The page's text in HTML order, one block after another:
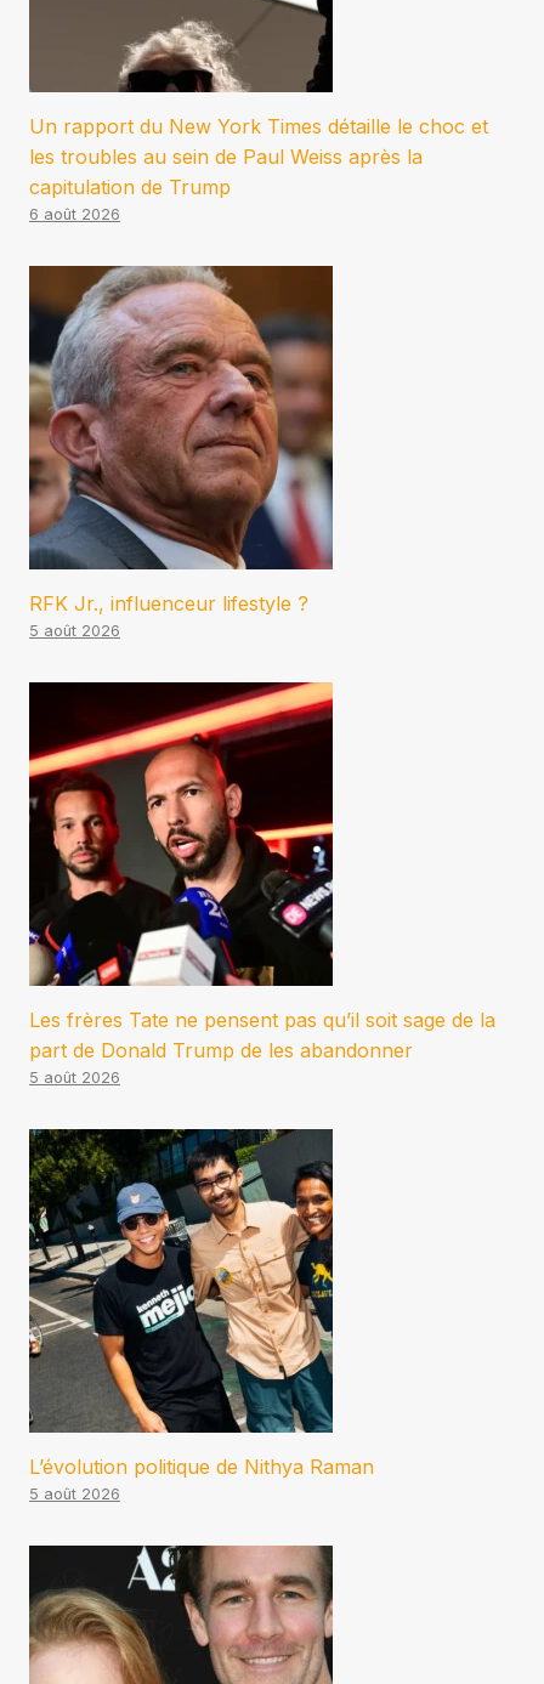
Un rapport du New York Times détaille le choc et
les troubles au sein de Paul Weiss après la
capitulation de Trump
6 août 2026
RFK Jr., influenceur lifestyle ?
5 août 2026
Les frères Tate ne pensent pas qu’il soit sage de la
part de Donald Trump de les abandonner
5 août 2026
L’évolution politique de Nithya Raman
5 août 2026